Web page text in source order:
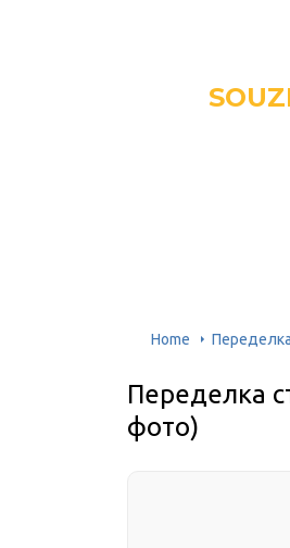
Home
Переделка
фото)